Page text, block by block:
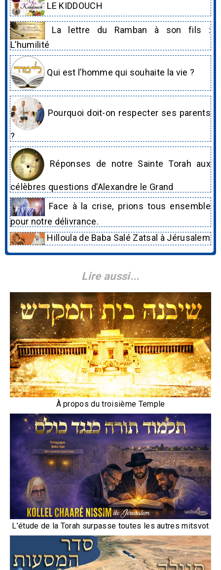
LE KIDDOUCH
La lettre du Ramban à son fils :
L’humilité
Qui est l’homme qui souhaite la vie ?
Pourquoi doit-on respecter ses parents
?
Réponses de notre Sainte Torah aux
célèbres questions d’Alexandre le Grand
Face à la crise, prions tous ensemble
pour notre délivrance.
Hilloula de Baba Salé Zatsal à Jérusalem
Lire aussi...
À propos du troisième Temple
L’étude de la Torah surpasse toutes les autres mitsvot